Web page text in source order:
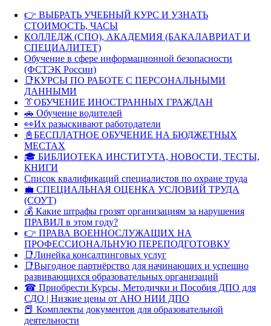
👉 ВЫБРАТЬ УЧЕБНЫЙ КУРС И УЗНАТЬ
СТОИМОСТЬ, ЧАСЫ
КОЛЛЕДЖ (СПО), АКАДЕМИЯ (БАКАЛАВРИАТ И
СПЕЦИАЛИТЕТ)
Обучение в сфере информационной безопасности
(ФСТЭК России)
📑КУРСЫ ПО РАБОТЕ С ПЕРСОНАЛЬНЫМИ
ДАННЫМИ
👔ОБУЧЕНИЕ ИНОСТРАННЫХ ГРАЖДАН
🚗 Обучение водителей
👀Их разыскивают работодатели
📓БЕСПЛАТНОЕ ОБУЧЕНИЕ НА БЮДЖЕТНЫХ
МЕСТАХ
🎓 БИБЛИОТЕКА ИНСТИТУТА, НОВОСТИ, ТЕСТЫ,
КНИГИ
Список квалификаций специалистов по охране труда
💼 СПЕЦИАЛЬНАЯ ОЦЕНКА УСЛОВИЙ ТРУДА
(СОУТ)
💰 Какие штрафы грозят организациям за нарушения
ПРАВИЛ в этом году?
👉 ПРАВА ВОЕННОСЛУЖАЩИХ НА
ПРОФЕССИОНАЛЬНУЮ ПЕРЕПОДГОТОВКУ
📑Линейка консалтинговых услуг
📑Выгодное партнёрство для начинающих и успешно
развивающихся образовательных организаций
☎ Приобрести Курсы, Методички и Пособия ДПО для
СДО | Низкие цены от АНО НИИ ДПО
📕 Комплекты документов для образовательной
деятельности